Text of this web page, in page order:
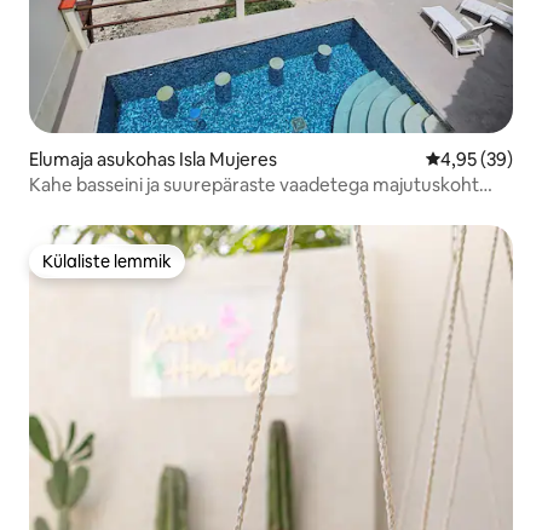
Elumaja asukohas Isla Mujeres Keskmine
4,95 (39)
Kahe basseini ja suurepäraste vaadetega majutuskoht
Külaliste lemmik
Külaliste lemmik